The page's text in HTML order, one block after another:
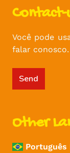
Contact-
Você pode
falar
Send
Other